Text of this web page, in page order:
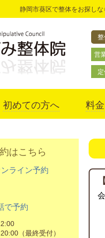
静岡市葵区で整体をお探し
営
初めての方へ 料
はこちら
（最終受付）